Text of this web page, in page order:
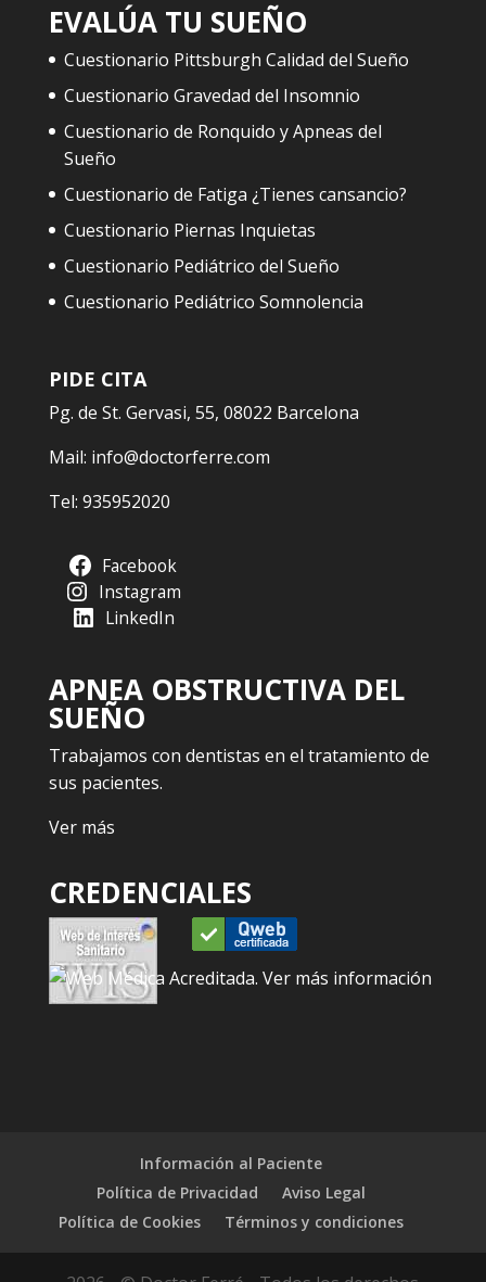
EVALÚA TU SUEÑO
Cuestionario Pittsburgh Calidad del Sueño
Cuestionario Gravedad del Insomnio
Cuestionario de Ronquido y Apneas del
Sueño
Cuestionario de Fatiga ¿Tienes cansancio?
Cuestionario Piernas Inquietas
Cuestionario Pediátrico del Sueño
Cuestionario Pediátrico Somnolencia
PIDE CITA
Pg. de St. Gervasi, 55, 08022 Barcelona
Mail: info@doctorferre.com
Tel: 935952020
Facebook
Instagram
LinkedIn
APNEA OBSTRUCTIVA DEL
SUEÑO
Trabajamos con dentistas en el tratamiento de
sus pacientes.
Ver más
CREDENCIALES
Información al Paciente
Política de Privacidad
Aviso Legal
Política de Cookies
Términos y condiciones